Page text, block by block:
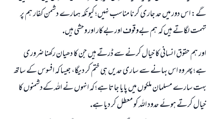
گے: اس دور ميں حد جارى كرنا مناسب نہيں؛ كيونكہ ہمارے دشمن كفار ہم پر
تہمت لگاتے ہيں كہ ہم بےوقوف اور بےكار اور وحشى ہيں.
اور ہم حقوق انسانى كا خيال كرنے سے ڈرتے ہيں جن كا دھيان ركھنا ضرورى
ہے؛ پھر وہ اس بہانے سے سارى حديں ہى ختم كر ديگا، جيسا كہ افسوس كے ساتھ
بہت سارے مسلمان ملكوں ميں پايا جاتا ہے؛ كہ انہوں نے اللہ كےدشمنوں كا
خيال كرتے ہوئے حدود اللہ كو معطل كر ديا ہے.